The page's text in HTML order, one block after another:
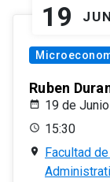
19 JUN
Ruben
19 de
15:30
Facultad